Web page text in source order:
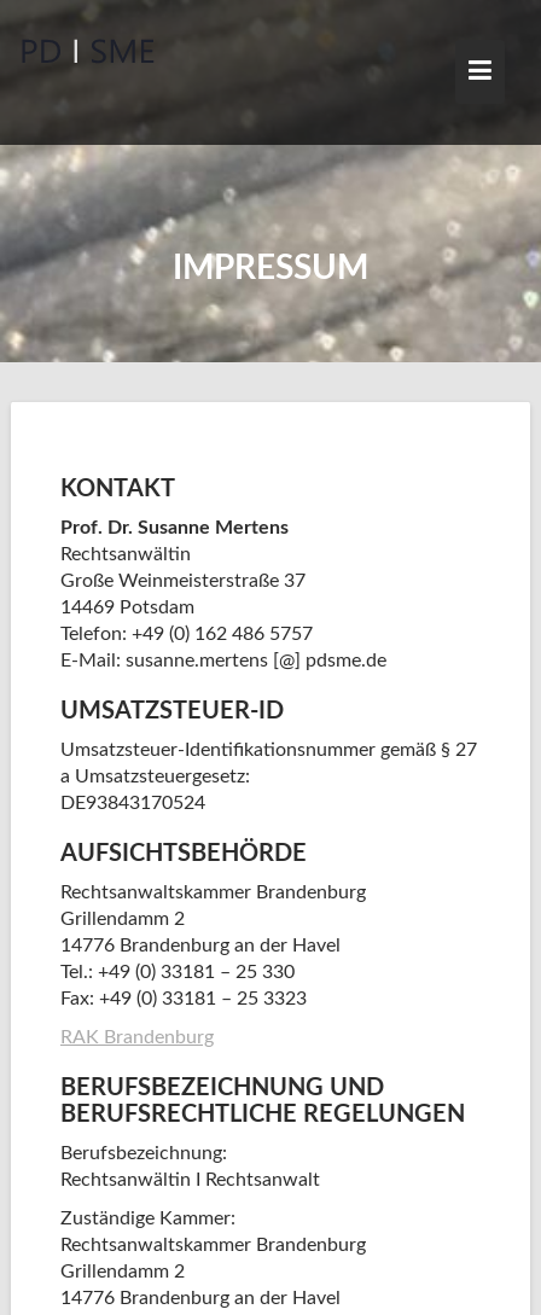
content
IMPRESSUM
KONTAKT
Prof. Dr. Susanne Mertens
Rechtsanwältin
Große Weinmeisterstraße 37
14469 Potsdam
Telefon: +49 (0) 162 486 5757
E-Mail: susanne.mertens [@] pdsme.de
UMSATZSTEUER-ID
Umsatzsteuer-Identifikationsnummer gemäß § 27
a Umsatzsteuergesetz:
DE93843170524
AUFSICHTSBEHÖRDE
Rechtsanwaltskammer Brandenburg
Grillendamm 2
14776 Brandenburg an der Havel
Tel.: +49 (0) 33181 – 25 330
Fax: +49 (0) 33181 – 25 3323
RAK Brandenburg
BERUFSBEZEICHNUNG UND
BERUFSRECHTLICHE REGELUNGEN
Berufsbezeichnung:
Rechtsanwältin I Rechtsanwalt
Zuständige Kammer:
Rechtsanwaltskammer Brandenburg
Grillendamm 2
14776 Brandenburg an der Havel